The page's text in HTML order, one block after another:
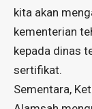
kita akan
kementerian
kepada dinas
sertifikat.
Sementara,